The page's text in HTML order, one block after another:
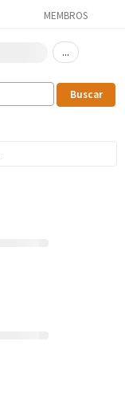
MEMBROS
...